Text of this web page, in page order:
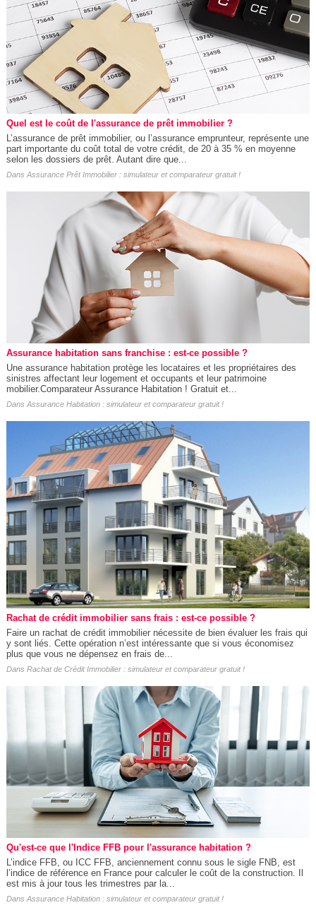
Quel est le coût de l'assurance de prêt immobilier ?
L’assurance de prêt immobilier, ou l’assurance emprunteur, représente une
part importante du coût total de votre crédit, de 20 à 35 % en moyenne
selon les dossiers de prêt. Autant dire que...
Dans Assurance Prêt Immobilier : simulateur et comparateur gratuit !
Assurance habitation sans franchise : est-ce possible ?
Une assurance habitation protège les locataires et les propriétaires des
sinistres affectant leur logement et occupants et leur patrimoine
mobilier.Comparateur Assurance Habitation ! Gratuit et...
Dans Assurance Habitation : simulateur et comparateur gratuit !
Rachat de crédit immobilier sans frais : est-ce possible ?
Faire un rachat de crédit immobilier nécessite de bien évaluer les frais qui
y sont liés. Cette opération n’est intéressante que si vous économisez
plus que vous ne dépensez en frais de...
Dans Rachat de Crédit Immobilier : simulateur et comparateur gratuit !
Qu'est-ce que l'Indice FFB pour l'assurance habitation ?
L’indice FFB, ou ICC FFB, anciennement connu sous le sigle FNB, est
l’indice de référence en France pour calculer le coût de la construction. Il
est mis à jour tous les trimestres par la...
Dans Assurance Habitation : simulateur et comparateur gratuit !